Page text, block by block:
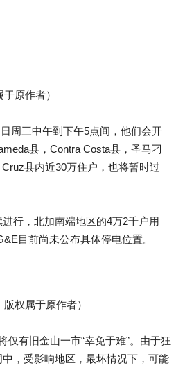
原作者）
周三中午到下午5点间，他们会开
县，Contra Costa县，圣马刁
县内近30万住户，也将暂时过
行，北加南端地区的4万2千户用
目前尚未公布具体停电位置。
权属于原作者）
仅有旧金山一市“幸免于难”。由于狂
，受影响地区，最坏情况下，可能